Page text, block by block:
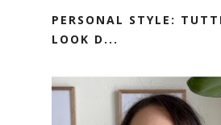
PERSONAL STYLE:
LOOK D...